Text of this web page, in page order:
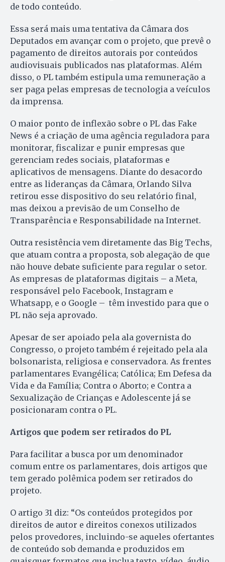
de todo conteúdo.
Essa será mais uma tentativa da Câmara dos
Deputados em avançar com o projeto, que prevê o
pagamento de direitos autorais por conteúdos
audiovisuais publicados nas plataformas. Além
disso, o PL também estipula uma remuneração a
ser paga pelas empresas de tecnologia a veículos
da imprensa.
O maior ponto de inflexão sobre o PL das Fake
News é a criação de uma agência reguladora para
monitorar, fiscalizar e punir empresas que
gerenciam redes sociais, plataformas e
aplicativos de mensagens. Diante do desacordo
entre as lideranças da Câmara, Orlando Silva
retirou esse dispositivo do seu relatório final,
mas deixou a previsão de um Conselho de
Transparência e Responsabilidade na Internet.
Outra resistência vem diretamente das Big Techs,
que atuam contra a proposta, sob alegação de que
não houve debate suficiente para regular o setor.
As empresas de plataformas digitais – a Meta,
responsável pelo Facebook, Instagram e
Whatsapp, e o Google – têm investido para que o
PL não seja aprovado.
Apesar de ser apoiado pela ala governista do
Congresso, o projeto também é rejeitado pela ala
bolsonarista, religiosa e conservadora. As frentes
parlamentares Evangélica; Católica; Em Defesa da
Vida e da Família; Contra o Aborto; e Contra a
Sexualização de Crianças e Adolescente já se
posicionaram contra o PL.
Artigos que podem ser retirados do PL
Para facilitar a busca por um denominador
comum entre os parlamentares, dois artigos que
tem gerado polêmica podem ser retirados do
projeto.
O artigo 31 diz: “Os conteúdos protegidos por
direitos de autor e direitos conexos utilizados
pelos provedores, incluindo-se aqueles ofertantes
de conteúdo sob demanda e produzidos em